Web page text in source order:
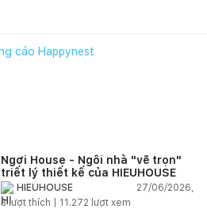
Ngơi House - Ngôi nhà "vẽ trọn"
triết lý thiết kế của HIEUHOUSE
HIEUHOUSE
27/06/2026,
3lượt thích | 11.272 lượt xem